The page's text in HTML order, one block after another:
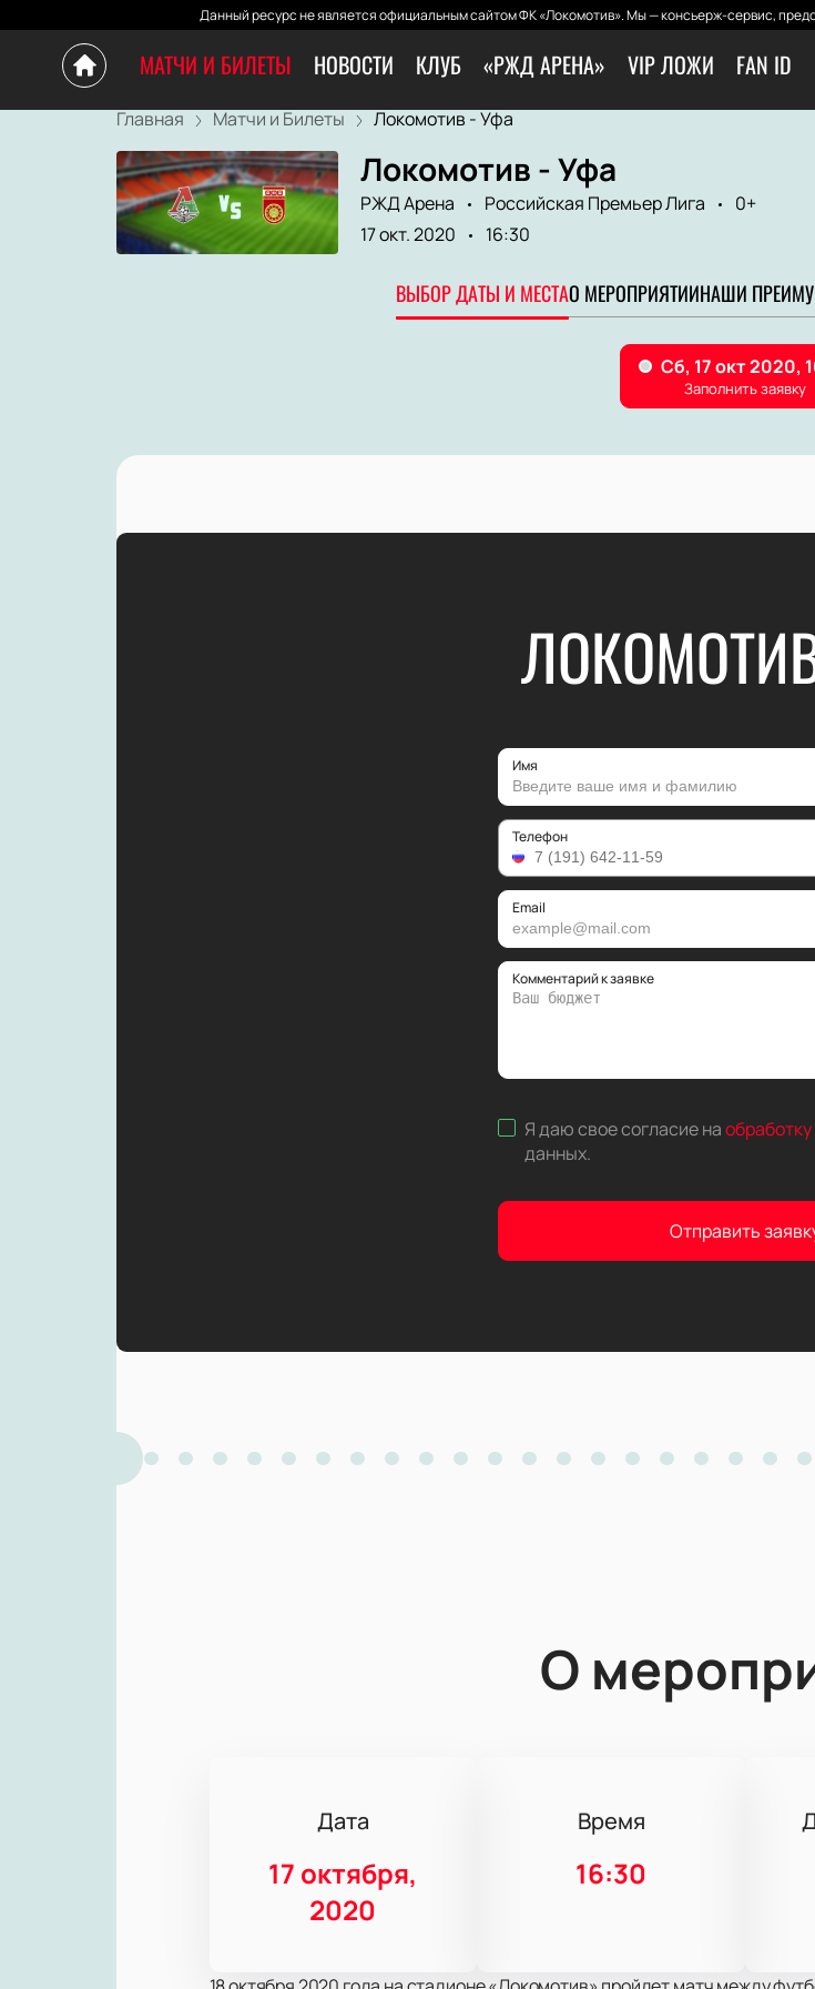
Данный ресурс не является официальным сайтом ФК «Локомотив». Мы — консьерж-сервис,
МАТЧИ И БИЛЕТЫ НОВОСТИ КЛУБ «РЖД АРЕНА» VIP ЛОЖИ FAN ID
Главная Матчи и Билеты Локомотив - Уфа
Локомотив - Уфа
РЖД Арена Российская Премьер Лига
0+
17 окт. 2020
16:30
ВЫБОР ДАТЫ И МЕСТАО МЕРОПРИЯТИИНАШИ
Имя
Телефон
Email
Комментарий к заявке
Я даю свое согласие наобработку
данных.
Отправить
О
Дата
17 октября,
2020
Время
16:30